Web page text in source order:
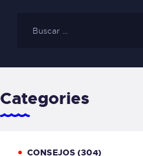
Categories
CONSEJOS (304)